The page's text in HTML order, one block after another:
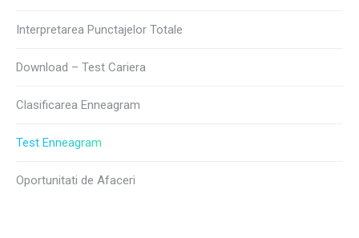
Interpretarea Punctajelor Totale
Download – Test Cariera
Clasificarea Enneagram
Test Enneagram
Oportunitati de Afaceri